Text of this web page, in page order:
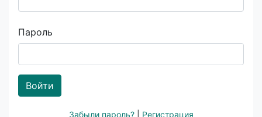
Пароль
Войти
Забыли пароль? Регистрация